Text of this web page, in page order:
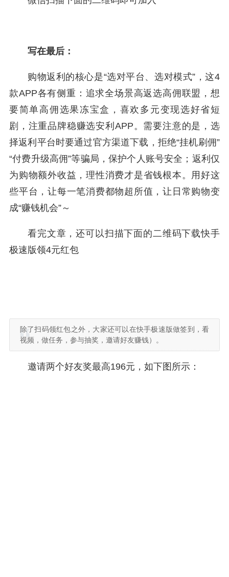
写在最后：
购物返利的核心是“选对平台、选对模式”，这4
款APP各有侧重：追求全场景高返选高佣联盟，想
要简单高佣选果冻宝盒，喜欢多元变现选好省短
剧，注重品牌稳赚选安利APP。需要注意的是，选
择返利平台时要通过官方渠道下载，拒绝“挂机刷佣”
“付费升级高佣”等骗局，保护个人账号安全；返利仅
为购物额外收益，理性消费才是省钱根本。用好这
些平台，让每一笔消费都物超所值，让日常购物变
成“赚钱机会”～
看完文章，还可以扫描下面的二维码下载快手
极速版领4元红包
除了扫码领红包之外，大家还可以在快手极速版做签到，看
视频，做任务，参与抽奖，邀请好友赚钱）。
邀请两个好友奖最高196元，如下图所示：